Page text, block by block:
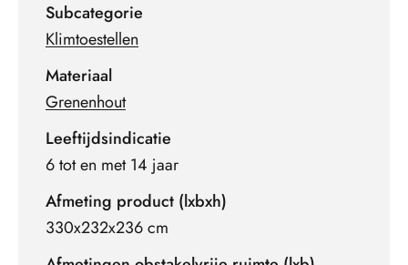
Subcategorie
Klimtoestellen
Materiaal
Grenenhout
Leeftijdsindicatie
6 tot en met 14 jaar
Afmeting product (lxbxh)
330x232x236 cm